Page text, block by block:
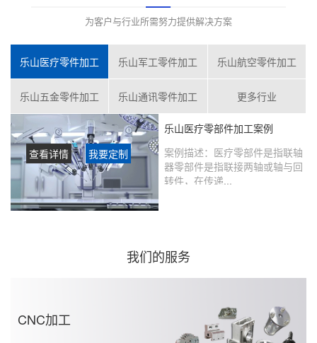
为客户与行业所需努力提供解决方案
乐山医疗零件加工 乐山军工零件加工 乐山航空零件加工
乐山五金零件加工 乐山通讯零件加工 更多行业
乐山医疗零部件加工案例
案例描述： 医疗零部件是指联轴
器零部件是指联接两轴或轴与回
转件，在传递...
续合作……...
查看详情 我要定制
我们的服务
CNC加工